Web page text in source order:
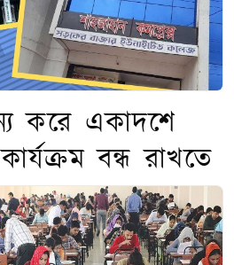
করে একাদশে
কার্যক্রম বন্ধ রাখতে